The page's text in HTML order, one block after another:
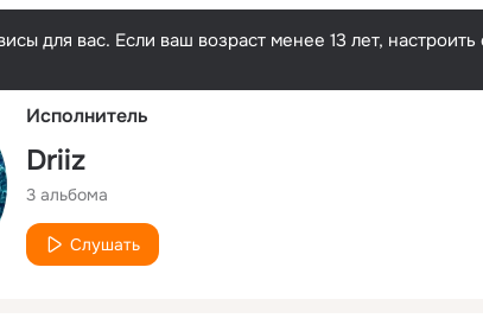
для вас. Если ваш возраст менее 13 лет,
Исполнитель
Driiz
3 альбома
Слушать